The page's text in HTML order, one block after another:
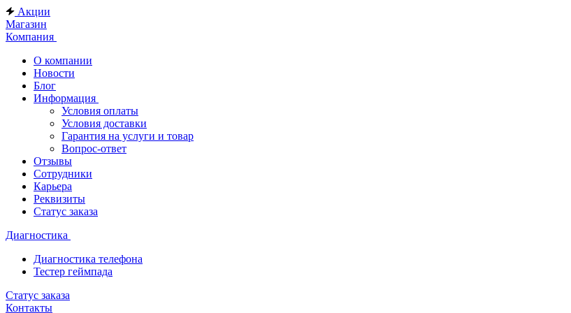
Акции
Магазин
Компания
О компании
Новости
Блог
Информация
Условия оплаты
Условия доставки
Гарантия на услуги и товар
Вопрос-ответ
Отзывы
Сотрудники
Карьера
Реквизиты
Статус заказа
Диагностика
Диагностика телефона
Тестер геймпада
Статус заказа
Контакты